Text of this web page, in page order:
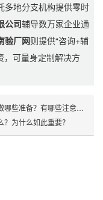
多地分支机构提供零时
公司辅导数万家企业通
验厂网则提供“咨询+辅
，可量身定制解决方
准备？有哪些注意事项？
为什么如此重要？